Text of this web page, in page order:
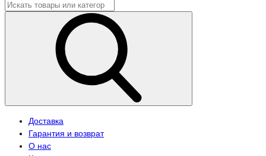
Доставка
Гарантия и возврат
О нас